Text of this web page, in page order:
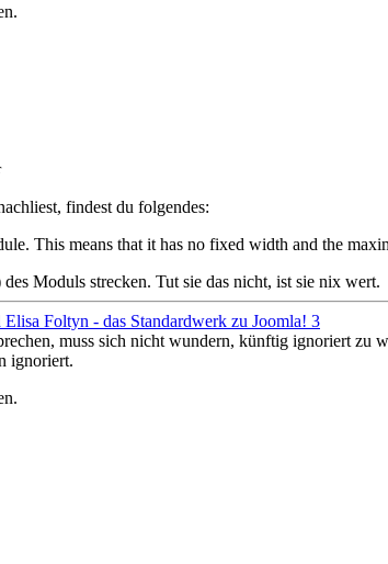
findest du folgendes:
This means that it has no fixed width and the
Moduls strecken. Tut sie das nicht, ist sie nix wert.
Foltyn - das Standardwerk zu Joomla! 3
muss sich nicht wundern, künftig ignoriert zu
ignoriert.